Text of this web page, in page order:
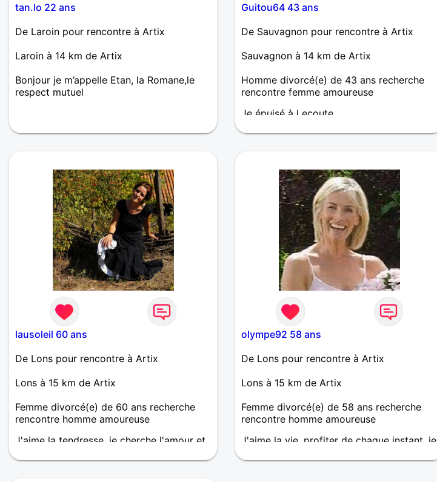
tan.lo 22 ans
De Laroin pour rencontre à Artix
Laroin à 14 km de Artix
Bonjour je m’appelle Etan, la Romane,le
respect mutuel
Guitou64 43 ans
De Sauvagnon pour rencontre à Artix
Sauvagnon à 14 km de Artix
Homme divorcé(e) de 43 ans recherche
rencontre femme amoureuse
Je épuisé à l ecoute
lausoleil 60 ans
De Lons pour rencontre à Artix
Lons à 15 km de Artix
Femme divorcé(e) de 60 ans recherche
rencontre homme amoureuse
J'aime la tendresse, je cherche l'amour et
olympe92 58 ans
De Lons pour rencontre à Artix
Lons à 15 km de Artix
Femme divorcé(e) de 58 ans recherche
rencontre homme amoureuse
J'aime la vie, profiter de chaque instant, je
soirées entre amis etc.